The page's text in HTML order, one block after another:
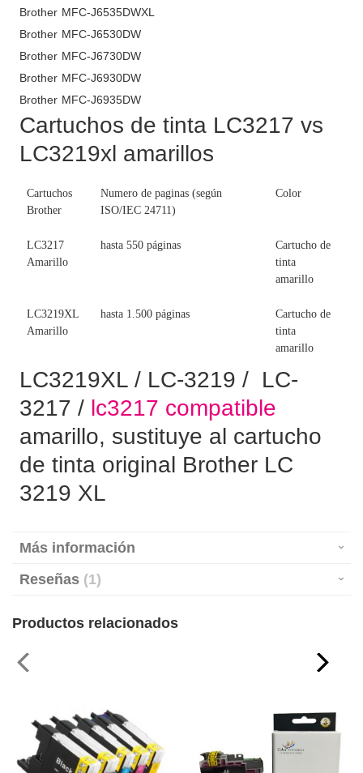
Brother MFC-J6535DWXL
Brother MFC-J6530DW
Brother MFC-J6730DW
Brother MFC-J6930DW
Brother MFC-J6935DW
Cartuchos de tinta LC3217 vs
LC3219xl amarillos
Cartuchos
Brother
Numero de paginas (según
ISO/IEC 24711)
Color
LC3217
Amarillo
hasta 550 páginas
Cartucho de
tinta
amarillo
LC3219XL
Amarillo
hasta 1.500 páginas
Cartucho de
tinta
amarillo
LC3219XL / LC-3219 / LC-
3217 / lc3217 compatible
amarillo, sustituye al cartucho
de tinta original Brother LC
3219 XL
Más información
Reseñas 1
Productos relacionados